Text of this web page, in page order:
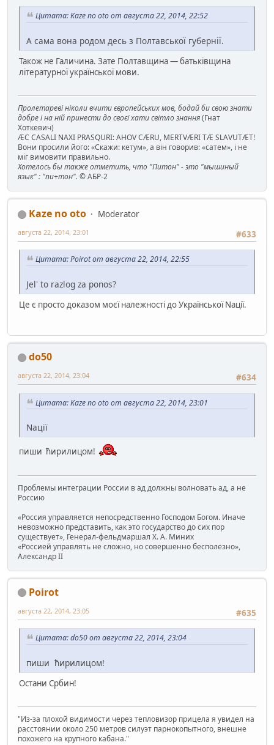
Цитата: Kaze no oto от августа 22, 2014, 22:52
А сама вона родом десь з Полтавської губернії.
Також не Галичина. Зате Полтавщина — батьківщина
літературної української мови.
Пролетареві ніколи вчити європейських мов, бодай би свою знати
добре і на ній принести до своєї хати світло знання(Гнат
Хоткевич)
ÆC CASALI NAXI PRASQURI: AHOV CÆRU, MERTVÆRI TÆ SLAVUTÆT!
Вони просили його: «Скажи: кетум», а він говорив: «сатем», і не
міг вимовити правильно.
Хотелось бы также отметить, что "Питон" - это "мышиный
язык" : "пи+тон". © АБР-2
Kaze no oto
Moderator
#633
августа 22, 2014, 23:01
Цитата: Poirot от августа 22, 2014, 22:55
Jel' to razlog za ponos?
Це є просто доказом моєї належності до Української Nації.
do50
#634
августа 22, 2014, 23:04
Цитата: Kaze no oto от августа 22, 2014, 23:01
Nації
пиши ћирилицом!
Проблемы интеграции России в ад должны волновать ад, а не
Россию
«Россия управляется непосредственно Господом Богом. Иначе
невозможно представить, как это государство до сих пор
существует», Генерал-фельдмаршал Х. А. Миних
«Россией управлять не сложно, но совершенно бесполезно»,
Александр II
Poirot
#635
августа 22, 2014, 23:05
Цитата: do50 от августа 22, 2014, 23:04
пиши ћирилицом!
Остани Србин!
"Из-за плохой видимости через тепловизор прицела я увидел на
расстоянии около 250 метров силуэт парнокопытного, внешне
похожего на крупного кабана."